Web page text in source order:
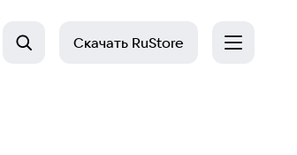
Скачать RuStore